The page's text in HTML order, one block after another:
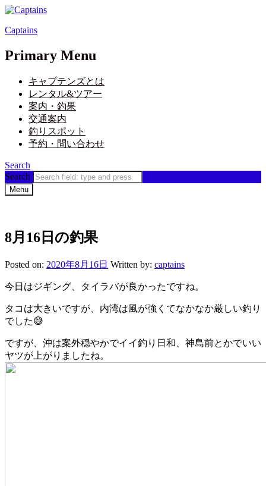
Captains
Primary Menu
キャプテンズとは
レンタル&ツアー
案内・釣果
交通案内
釣りスポット
予約・問い合わせ
Search
Search
Menu
8月16日の釣果
Posted on: 2020年8月16日 Written by: captains
今日はジギング、タイラバが良かったですね。
タコは大きいですが、内湾は風が強くてなかなか厳しい釣り
でした😅
ですが、沖は案外穏やかでイイ釣り日和、神島前とかでいい
ヤツが上がりましたね。